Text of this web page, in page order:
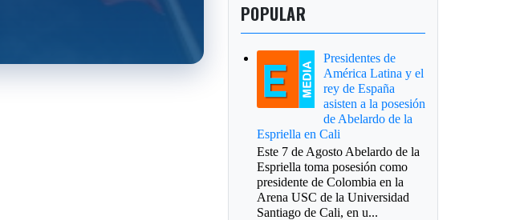
POPULAR
Presidentes de
América Latina y el
rey de España
asisten a la posesión
de Abelardo de la
Espriella en Cali
Este 7 de Agosto Abelardo de la
Espriella toma posesión como
presidente de Colombia en la
Arena USC de la Universidad
Santiago de Cali, en u...